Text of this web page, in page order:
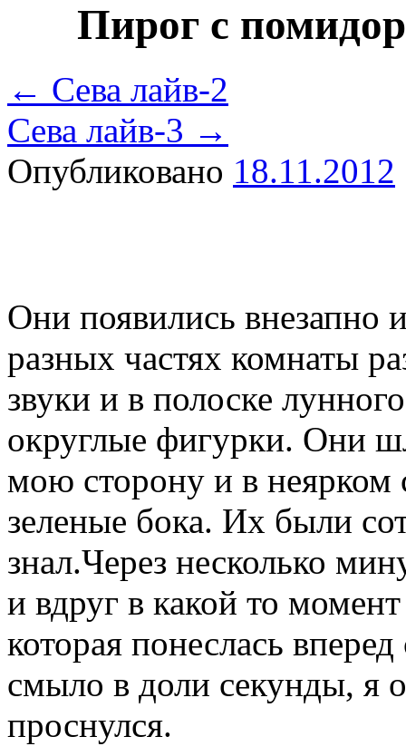
Пирог с
← Сева лайв-2
Сева лайв-3 →
Опубликовано 18.11.2012
Они появились внезапно
разных частях комнаты
звуки и в полоске
округлые фигурки. Они
мою сторону и в неярком
зеленые бока. Их были
знал.Через несколько
и вдруг в какой то
которая понеслась
смыло в доли секунды, я
проснулся.